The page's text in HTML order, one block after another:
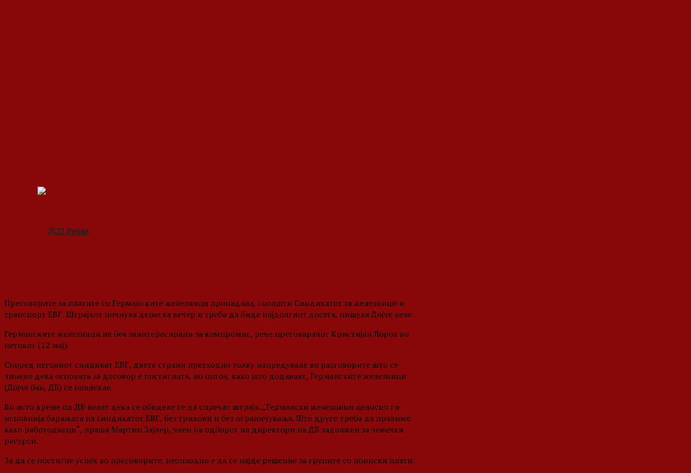
ДСП Ленка
Преговорите за платите со Германските железници пропаднаа, соопшти Синдикатот за железници и
транспорт ЕВГ. Штрајкот почнува денеска вечер и треба да биде најдолгиот досега, пишува Дојче веле.
Германските железници не беа заинтересирани за компромис, рече преговарачот Кристијан Лорох во
петокот (12 мај).
Според неговиот синдикат ЕВГ, двете страни претходно толку напредувале во разговорите што се
чинело дека основата за договор е постигната, но потоа, како што додаваат, Германските железници
(Дојче бан, ДБ) се повлекле.
Во исто време од ДБ велат дека се обиделе се да спречат штрајк. „Германски железници целосно ги
исполнија барањата на синдикатот ЕВГ, без трикови и без ограничувања. Што друго треба да правиме
како работодавци“, праша Мартин Зајлер, член на одборот на директори на ДБ задолжен за човечки
ресурси.
За да се постигне успех во преговорите, неопходно е да се најде решение за групите со пониски плати.